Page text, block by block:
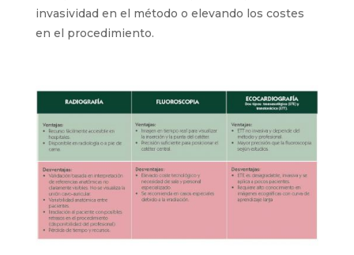
este artículo es el uso de la radiografía como
método de visualización de la punta al final
Pero vemos que también estos
tienen más inconvenientes que ventajas
siendo más interpretativos, dañando a paciente
por su invasividad en el método o elevando los
costes en el procedimiento.